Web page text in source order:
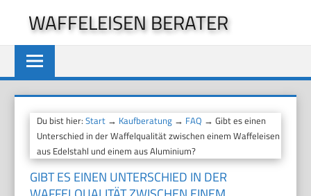
springen
WAFFELEISEN BERATER
Du bist hier:Start → Kaufberatung → FAQ → Gibt es einen
Unterschied in der Waffelqualität zwischen einem Waffeleisen
aus Edelstahl und einem aus Aluminium?
GIBT ES EINEN UNTERSCHIED IN DER